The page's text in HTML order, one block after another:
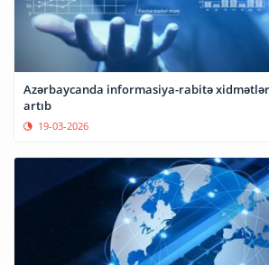
Azərbaycanda informasiya-rabitə
artıb
19-03-2026